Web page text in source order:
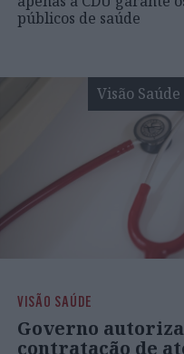
públicos de saúde
Visão Saúde
VISÃO SAÚDE
Governo autoriza
contratação de